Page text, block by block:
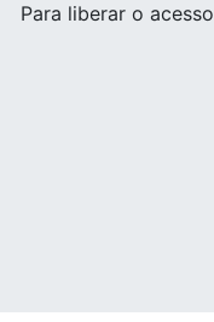
Para liberar o acesso